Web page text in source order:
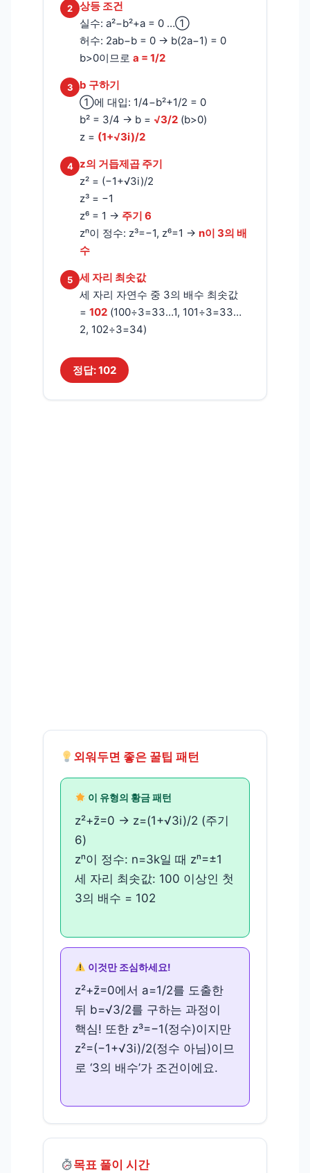
2
상등 조건
실수: a²−b²+a = 0 …①
허수: 2ab−b = 0 → b(2a−1) = 0
b>0이므로 a = 1/2
3
b 구하기
①에 대입: 1/4−b²+1/2 = 0
b² = 3/4 → b = √3/2 (b>0)
z = (1+√3i)/2
4 z의 거듭제곱 주기
z² = (−1+√3i)/2
z³ = −1
z⁶ = 1 → 주기 6
zⁿ이 정수: z³=−1, z⁶=1 → n이 3의 배
수
5
세 자리 최솟값
세 자리 자연수 중 3의 배수 최솟값
= 102 (100÷3=33…1, 101÷3=33…
2, 102÷3=34)
정답: 102
외워두면 좋은 꿀팁 패턴
이 유형의 황금 패턴
z²+z̄=0 → z=(1+√3i)/2 (주기
6)
zⁿ이 정수: n=3k일 때 zⁿ=±1
세 자리 최솟값: 100 이상인 첫
3의 배수 = 102
이것만 조심하세요!
z²+z̄=0에서 a=1/2를 도출한
뒤 b=√3/2를 구하는 과정이
핵심! 또한 z³=−1(정수)이지만
z²=(−1+√3i)/2(정수 아님)이므
로 ‘3의 배수’가 조건이에요.
목표 풀이 시간